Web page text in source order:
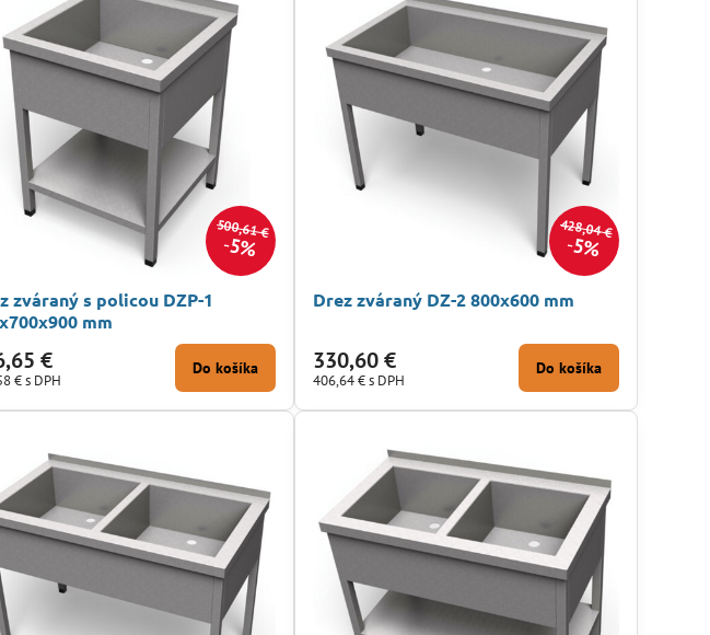
500,61 €
5%
zváraný s policou DZP-1
mm
€
€s DPH
Do košíka
428,04 €
5%
Drez zváraný DZ-2 800x600 mm
330,60 €
406,64 €s DPH
Do košíka